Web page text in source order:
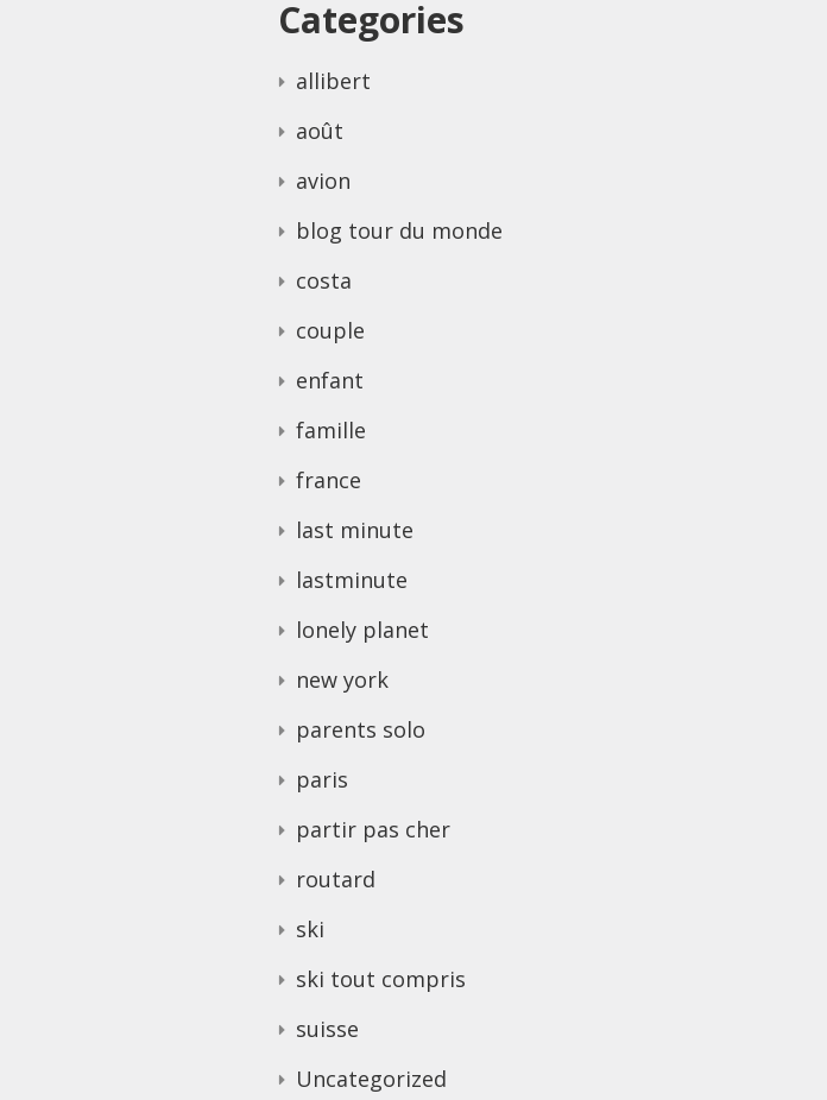
Categories
allibert
août
avion
blog tour du monde
costa
couple
enfant
famille
france
last minute
lastminute
lonely planet
new york
parents solo
paris
partir pas cher
routard
ski
ski tout compris
suisse
Uncategorized